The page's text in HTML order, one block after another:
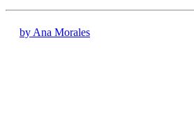
by Ana Morales